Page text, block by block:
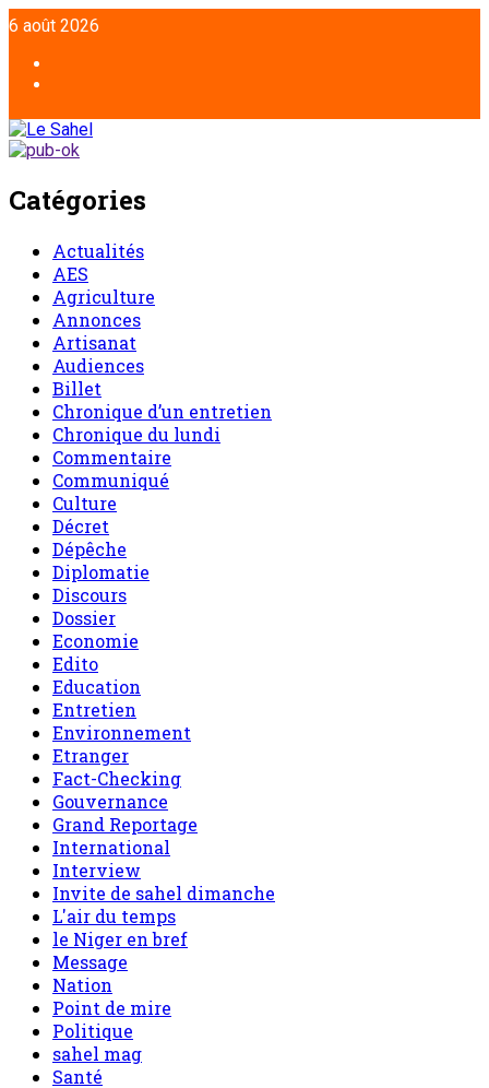
6 août 2026
Catégories
Actualités
AES
Agriculture
Annonces
Artisanat
Audiences
Billet
Chronique d’un entretien
Chronique du lundi
Commentaire
Communiqué
Culture
Décret
Dépêche
Diplomatie
Discours
Dossier
Economie
Edito
Education
Entretien
Environnement
Etranger
Fact-Checking
Gouvernance
Grand Reportage
International
Interview
Invite de sahel dimanche
L'air du temps
le Niger en bref
Message
Nation
Point de mire
Politique
sahel mag
Santé